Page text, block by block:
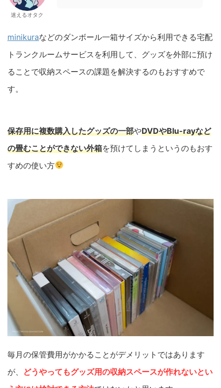
迷えるオタク
minikuraなどのダンボール一箱サイズから利用できる宅配
トランクルームサービスを利用して、グッズを外部に預け
ることで収納スペースの課題を解決するのもおすすめで
す。
保存用に複数購入したグッズの一部やDVDやBlu-rayなど
の畳むことができない外箱を預けてしまうというのもおす
すめの使い方
毎月の保管費用がかかることがデメリットではあります
が、 どうやってもグッズ用の収納スペースが作れないとい